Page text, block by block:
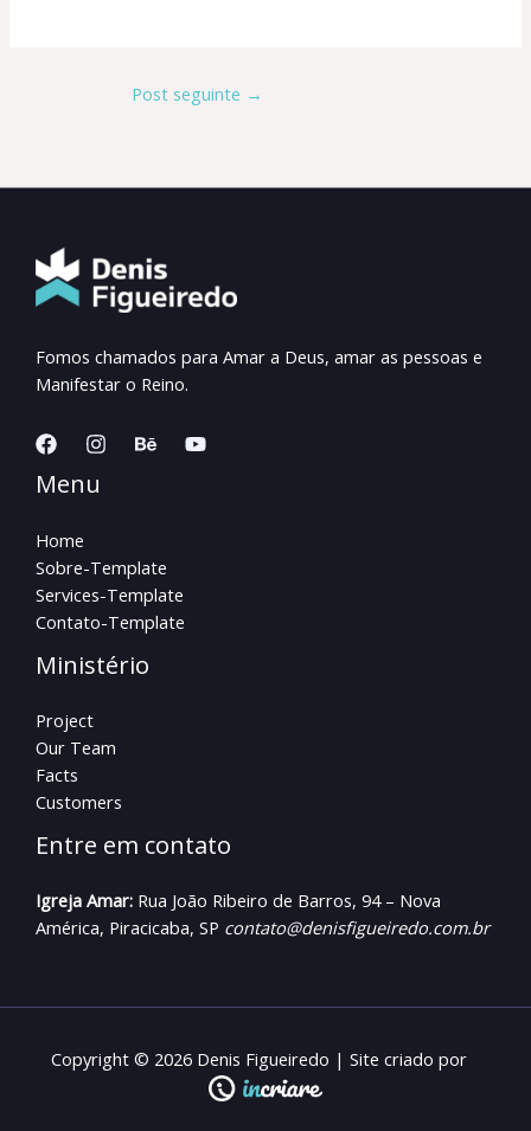
Post seguinte →
Fomos chamados para Amar a Deus, amar as pessoas e
Manifestar o Reino.
Menu
Home
Sobre-Template
Services-Template
Contato-Template
Ministério
Project
Our Team
Facts
Customers
Entre em contato
Igreja Amar: Rua João Ribeiro de Barros, 94 – Nova
América, Piracicaba, SP contato@denisfigueiredo.com.br​
Copyright © 2026 Denis Figueiredo | Site criado por